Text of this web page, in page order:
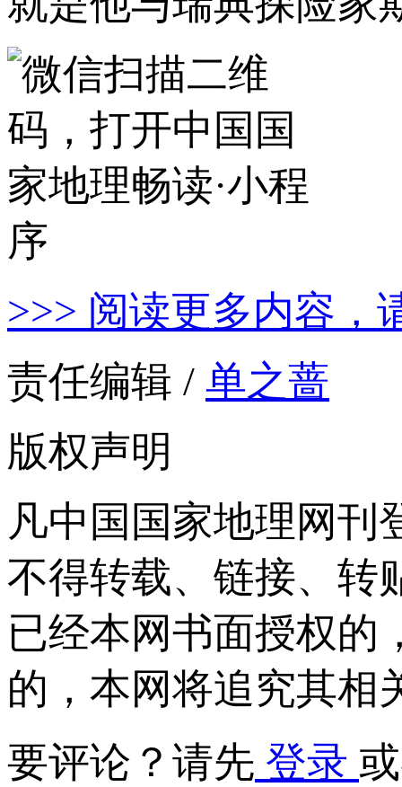
>>> 阅读更多内容，
责任编辑 / 单之蔷
版权声明
凡中国国家地理网刊
不得转载、链接、转
已经本网书面授权的
的，本网将追究其相
要评论？请先 登录